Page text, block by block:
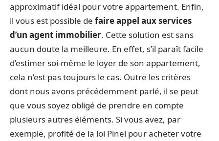
approximatif idéal pour votre appartement. Enfin,
il vous est possible de faire appel aux services
d’un agent immobilier. Cette solution est sans
aucun doute la meilleure. En effet, s’il paraît facile
d’estimer soi-même le loyer de son appartement,
cela n’est pas toujours le cas. Outre les critères
dont nous avons précédemment parlé, il se peut
que vous soyez obligé de prendre en compte
plusieurs autres éléments. Si vous avez, par
exemple, profité de la loi Pinel pour acheter votre